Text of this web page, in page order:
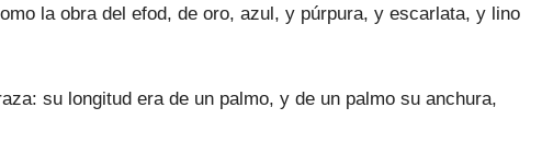
la obra del efod, de oro, azul, y púrpura, y escarlata, y lino
su longitud era de un palmo, y de un palmo su anchu­ra,